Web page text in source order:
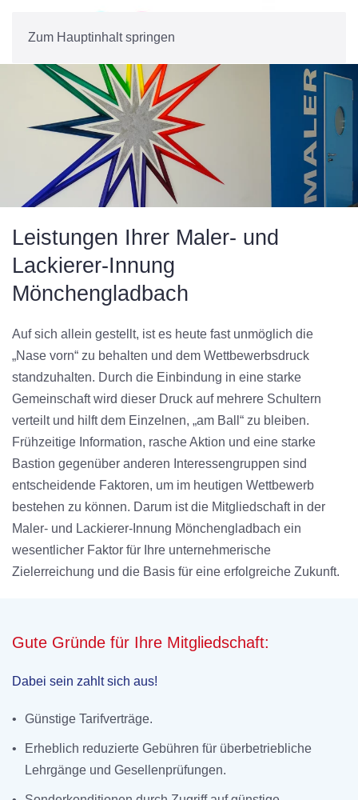
Zum Hauptinhalt springen
Leistungen Ihrer Maler- und
Lackierer-Innung
Mönchen­gladbach
Auf sich allein gestellt, ist es heute fast unmöglich die
„Nase vorn“ zu behalten und dem Wettbewerbsdruck
standzuhalten. Durch die Einbindung in eine starke
Gemeinschaft wird dieser Druck auf mehrere Schultern
verteilt und hilft dem Einzelnen, „am Ball“ zu bleiben.
Frühzeitige Information, rasche Aktion und eine starke
Bastion gegenüber anderen Interessengruppen sind
entscheidende Faktoren, um im heutigen Wettbewerb
bestehen zu können. Darum ist die Mitgliedschaft in der
Maler- und Lackierer-Innung Mönchengladbach ein
wesentlicher Faktor für Ihre unternehmerische
Zielerreichung und die Basis für eine erfolgreiche Zukunft.
Gute Gründe für Ihre Mitgliedschaft:
Dabei sein zahlt sich aus!
• Günstige Tarifverträge.
•
Erheblich reduzierte Gebühren für überbetriebliche
Lehrgänge und Gesellenprüfungen.